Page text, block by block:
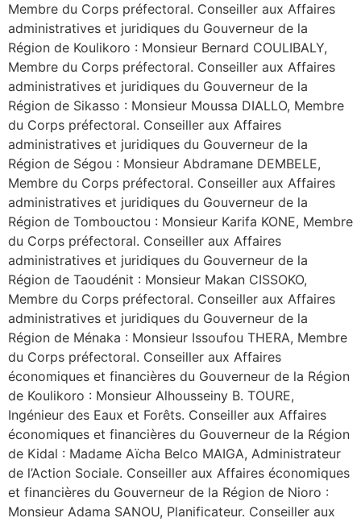
Membre du Corps préfectoral. Conseiller aux Affaires
administratives et juridiques du Gouverneur de la
Région de Koulikoro : Monsieur Bernard COULIBALY,
Membre du Corps préfectoral. Conseiller aux Affaires
administratives et juridiques du Gouverneur de la
Région de Sikasso : Monsieur Moussa DIALLO, Membre
du Corps préfectoral. Conseiller aux Affaires
administratives et juridiques du Gouverneur de la
Région de Ségou : Monsieur Abdramane DEMBELE,
Membre du Corps préfectoral. Conseiller aux Affaires
administratives et juridiques du Gouverneur de la
Région de Tombouctou : Monsieur Karifa KONE, Membre
du Corps préfectoral. Conseiller aux Affaires
administratives et juridiques du Gouverneur de la
Région de Taoudénit : Monsieur Makan CISSOKO,
Membre du Corps préfectoral. Conseiller aux Affaires
administratives et juridiques du Gouverneur de la
Région de Ménaka : Monsieur Issoufou THERA, Membre
du Corps préfectoral. Conseiller aux Affaires
économiques et financières du Gouverneur de la Région
de Koulikoro : Monsieur Alhousseiny B. TOURE,
Ingénieur des Eaux et Forêts. Conseiller aux Affaires
économiques et financières du Gouverneur de la Région
de Kidal : Madame Aïcha Belco MAIGA, Administrateur
de l’Action Sociale. Conseiller aux Affaires économiques
et financières du Gouverneur de la Région de Nioro :
Monsieur Adama SANOU, Planificateur. Conseiller aux